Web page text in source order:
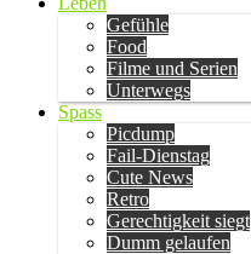
Gefühle
Food
Filme und Serien
Unterwegs
Spass
Picdump
Fail-Dienstag
Cute News
Retro
Gerechtigkeit siegt
Dumm gelaufen